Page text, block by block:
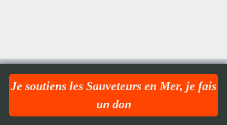
Je soutiens les Sauveteurs en Mer, je fais
un don